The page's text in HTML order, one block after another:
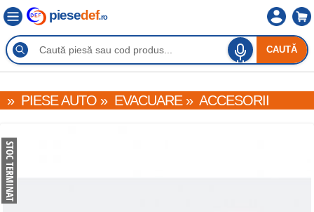
CAUTĂ
piesedef.ro
» PIESE AUTO » EVACUARE» ACCESORII